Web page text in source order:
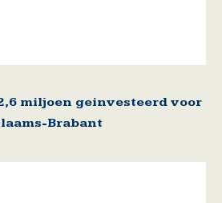
miljoen geinvesteerd voor
Brabant